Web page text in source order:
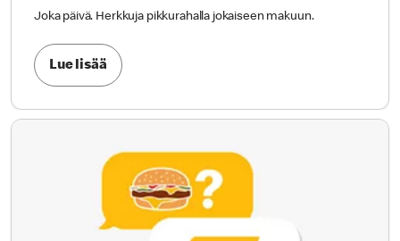
Joka päivä. Herkkuja pikkurahalla jokaiseen makuun.
Lue lisää